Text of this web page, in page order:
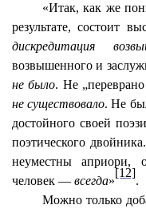
«Итак, как же
результате, состоит
дискредитация
возвышенного и
не было. Не
не существовало. Не
достойного своей
поэтического
неуместны априори,
человек — всегда»
[12]
.
Можно только